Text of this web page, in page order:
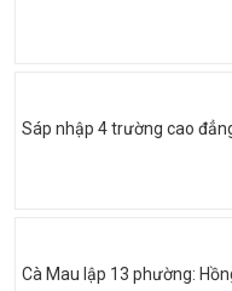
Sáp nhập 4 trường cao
Cà Mau lập 13 phường: